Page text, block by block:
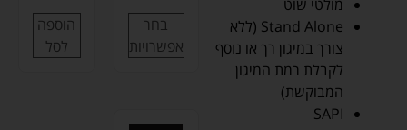
מולטי שוט
Stand Alone (ללא
צורך במיגון רך או נוסף
לקבלת רמת המיגון
המבוקשת)
SAPI
בחר
אפשרויות
הוספה
לסל